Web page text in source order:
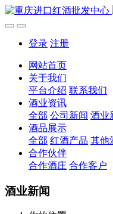
登录 注册
网站首页
关于我们
平台介绍 联系我们
酒业资讯
全部 公司新闻 酒业
酒品展示
全部 红酒产品 其他
合作伙伴
合作酒庄 合作客户
酒业新闻